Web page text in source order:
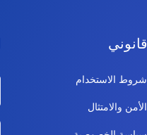
قانوني
شروط الاستخدام
الأمن والامتثال